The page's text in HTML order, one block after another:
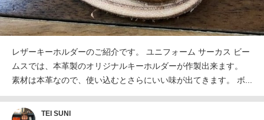
レザーキーホルダーのご紹介です。 ユニフォーム サーカス ビー
ムスでは、本革製のオリジナルキーホルダーが作製出来ます。
素材は本革なので、使い込むとさらにいい味が出てきます。 ボ...
TEI SUNI